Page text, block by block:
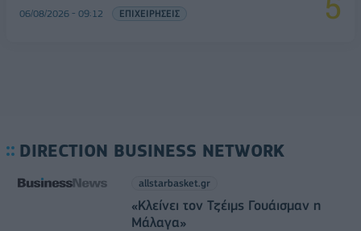
06/08/2026 - 09:12 ΕΠΙΧΕΙΡΗΣΕΙΣ
DIRECTION BUSINESS NETWORK
allstarbasket.gr
«Κλείνει τον Τζέιμς Γουάισμαν η
Μάλαγα»